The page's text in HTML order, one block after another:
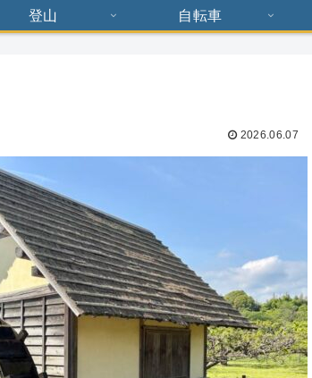
登山 自転車
2026.06.07